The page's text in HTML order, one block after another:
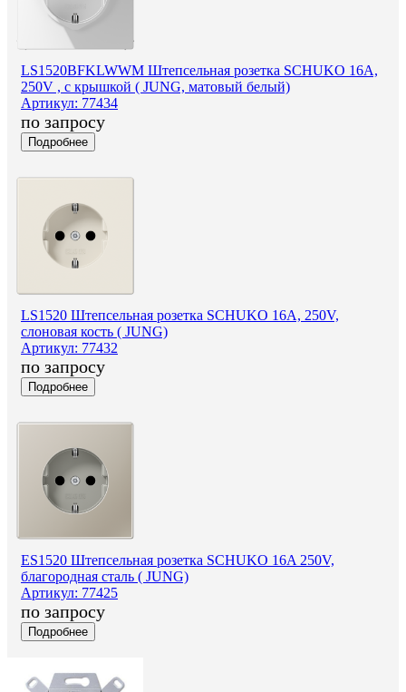
LS1520BFKLWWM Штепсельная розетка SCHUKO 16A,
250V , с крышкой ( JUNG, матовый белый)
Артикул: 77434
по запросу
Подробнее
LS1520 Штепсельная розетка SCHUKO 16A, 250V,
слоновая кость ( JUNG)
Артикул: 77432
по запросу
Подробнее
ES1520 Штепсельная розетка SCHUKO 16A 250V,
благородная сталь ( JUNG)
Артикул: 77425
по запросу
Подробнее